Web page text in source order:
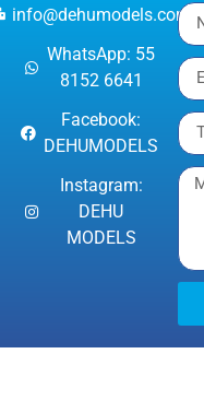
info@dehumodels.com
WhatsApp: 55
8152 6641
Facebook:
DEHUMODELS
Instagram:
DEHU
MODELS